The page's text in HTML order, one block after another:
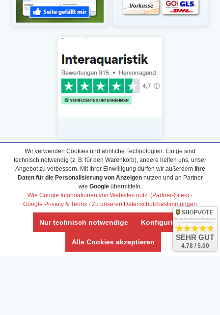
Daten­schutz­erklärung
Widerrufs­recht /Widerrufs­formular
AGB & Info
Impressum
Umwelt und Entsorgung
Vertrag widerrufen
Wir verwenden Cookies und ähnliche Technologien. Einige sind
technisch notwendig (z. B. für den Warenkorb), andere helfen uns, unser
Angebot zu verbessern. Mit Ihrer Einwilligung dürfen wir außerdem Ihre
Daten für die Personalisierung von Anzeigennutzen und an Partner
wie Googleübermitteln.
Wie Google Informationen von Websites nutzt (Partner-Sites) ·
Google Privacy & Terms · Zu unseren Datenschutzbestimmungen
Nur technisch notwendige Konfigurieren
Alle Cookies akzeptieren
Kundenbewertungen
SEHR GUT
4.78 / 5.00